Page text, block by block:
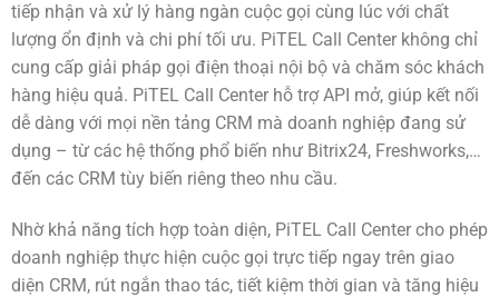
tiếp nhận và xử lý hàng ngàn cuộc gọi cùng lúc với chất
lượng ổn định và chi phí tối ưu. PiTEL Call Center không chỉ
cung cấp giải pháp gọi điện thoại nội bộ và chăm sóc khách
hàng hiệu quả. PiTEL Call Center hỗ trợ API mở, giúp kết nối
dễ dàng với mọi nền tảng CRM mà doanh nghiệp đang sử
dụng – từ các hệ thống phổ biến như Bitrix24, Freshworks,…
đến các CRM tùy biến riêng theo nhu cầu.
Nhờ khả năng tích hợp toàn diện, PiTEL Call Center cho phép
doanh nghiệp thực hiện cuộc gọi trực tiếp ngay trên giao
diện CRM, rút ngắn thao tác, tiết kiệm thời gian và tăng hiệu